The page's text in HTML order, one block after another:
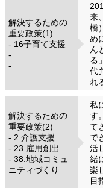
解決するための
重要政策(1)
- 16子育て支援
-
-
来
橋
め
ん
る
代
れ
解決するための
重要政策(2)
- 2.介護支援
- 23.雇用創出
- 38.地域コミュ
ニティづくり
私
す
て
で
活
緒
楽
目